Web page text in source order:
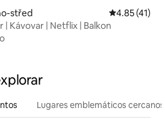
střed Calificación
4.85 (41)
Kávovar | Netflix | Balkon
Lugares emblemáticos cercanos